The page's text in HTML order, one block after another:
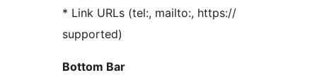
* Link URLs (tel:, mailto:, https://
supported)
Bottom Bar